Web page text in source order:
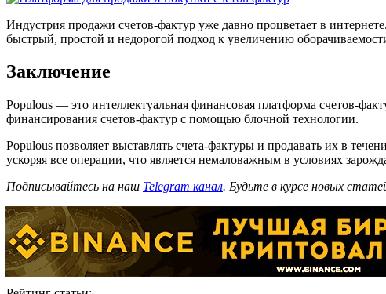
Индустрия продажи счетов-фактур уже давно процветает в
быстрый, простой и недорогой подход к увеличению
Заключение
Populous — это интеллектуальная финансовая платформа счетов-
финансирования счетов-фактур с помощью блочной технологии.
Populous позволяет выставлять счета-фактуры и продавать их в
ускоряя все операции, что является немаловажным в условиях
Подписывайтесь на наш Telegram канал. Будьте в курсе новых